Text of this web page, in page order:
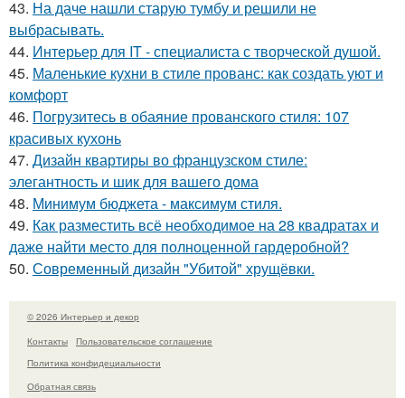
43. На даче нашли старую тумбу и решили не
выбрасывать.
44. Интерьер для IT - специалиста с творческой душой.
45. Маленькие кухни в стиле прованс: как создать уют и
комфорт
46. Погрузитесь в обаяние прованского стиля: 107
красивых кухонь
47. Дизайн квартиры во французском стиле:
элегантность и шик для вашего дома
48. Минимум бюджета - максимум стиля.
49. Как разместить всё необходимое на 28 квадратах и
даже найти место для полноценной гардеробной?
50. Современный дизайн "Убитой" хрущёвки.
© 2026 Интерьер и декор
Контакты
Пользовательское соглашение
Политика конфидециальности
Обратная связь